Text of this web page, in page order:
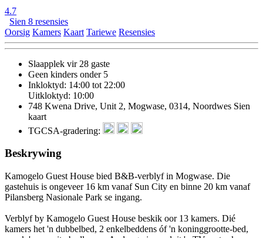
4.7
Sien 8 resensies
Oorsig Kamers Kaart Tariewe Resensies
Slaapplek vir 28 gaste
Geen kinders onder 5
Inkloktyd: 14:00 tot 22:00
Uitkloktyd: 10:00
748 Kwena Drive, Unit 2, Mogwase, 0314, Noordwes Sien
kaart
TGCSA-gradering:
Beskrywing
Kamogelo Guest House bied B&B-verblyf in Mogwase. Die
gastehuis is ongeveer 16 km vanaf Sun City en binne 20 km vanaf
Pilansberg Nasionale Park se ingang.
Verblyf by Kamogelo Guest House beskik oor 13 kamers. Dié
kamers het 'n dubbelbed, 2 enkelbeddens óf 'n koninggrootte-bed,